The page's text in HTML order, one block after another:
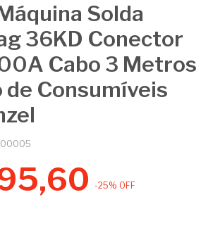
Solda
36KD Conector
Cabo 3 Metros
de Consumíveis
-25% OFF